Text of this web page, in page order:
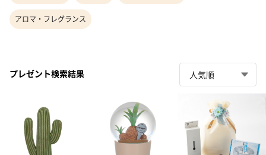
アロマ・フレグランス
プレゼント検索結果